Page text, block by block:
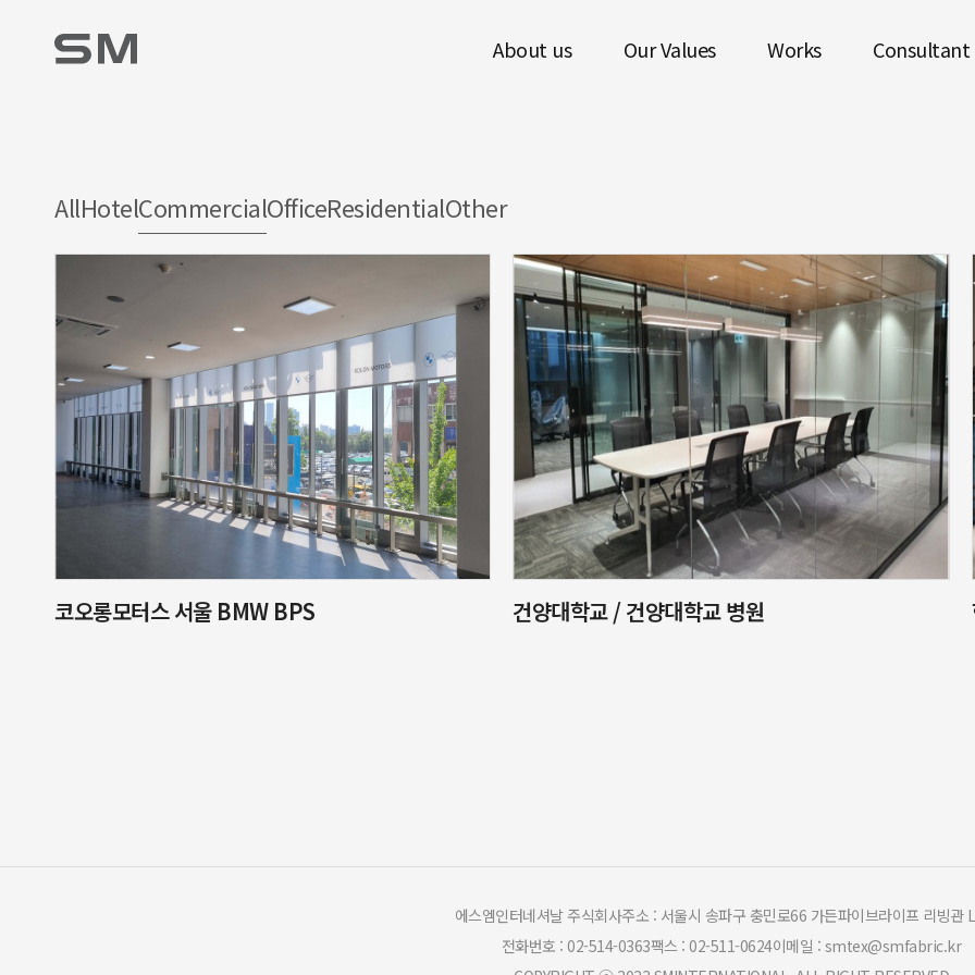
About us Our Values Works Consultant
AllHotelCommercialOfficeResidentialOther
코오롱모터스 서울 BMW BPS 건양대학교 / 건양대학교 병원
에스엠인터네셔날 주식회사주소 : 서울시 송파구 충민로66 가든파이브라이프 리빙관
전화번호 : 02-514-0363팩스 : 02-511-0624이메일 : smtex@smfabric.kr